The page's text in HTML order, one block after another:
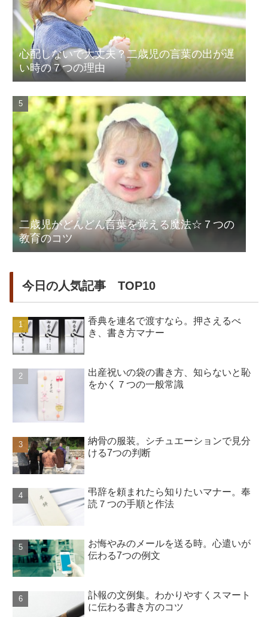
心配しないで大丈夫？二歳児の言葉の出が遅
い時の７つの理由
二歳児がどんどん言葉を覚える魔法☆７つの
教育のコツ
今日の人気記事 TOP10
香典を連名で渡すなら。押さえるべ
き、書き方マナー
出産祝いの袋の書き方、知らないと恥
をかく７つの一般常識
納骨の服装。シチュエーションで見分
ける7つの判断
弔辞を頼まれたら知りたいマナー。奉
読７つの手順と作法
お悔やみのメールを送る時。心遣いが
伝わる7つの例文
訃報の文例集。わかりやすくスマート
に伝わる書き方のコツ